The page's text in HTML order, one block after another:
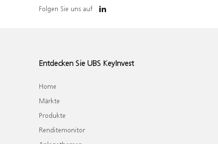
Folgen Sie uns auf
Entdecken Sie UBS KeyInvest
Home
Märkte
Produkte
Renditemonitor